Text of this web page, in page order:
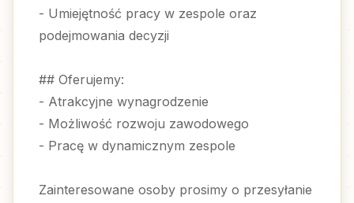
- Umiejętność pracy w zespole oraz
podejmowania decyzji
## Oferujemy:
- Atrakcyjne wynagrodzenie
- Możliwość rozwoju zawodowego
- Pracę w dynamicznym zespole
Zainteresowane osoby prosimy o przesyłanie